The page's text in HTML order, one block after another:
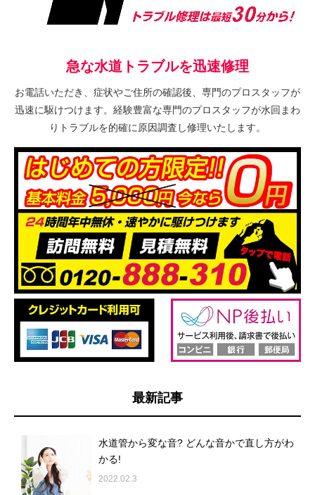
急な水道トラブルを迅速修理
お電話いただき、症状やご住所の確認後、専門のプロスタッフが
迅速に駆けつけます。経験豊富な専門のプロスタッフが水回まわ
りトラブルを的確に原因調査し修理いたします。
最新記事
水道管から変な音? どんな音かで直し方がわ
かる!
2022.02.3